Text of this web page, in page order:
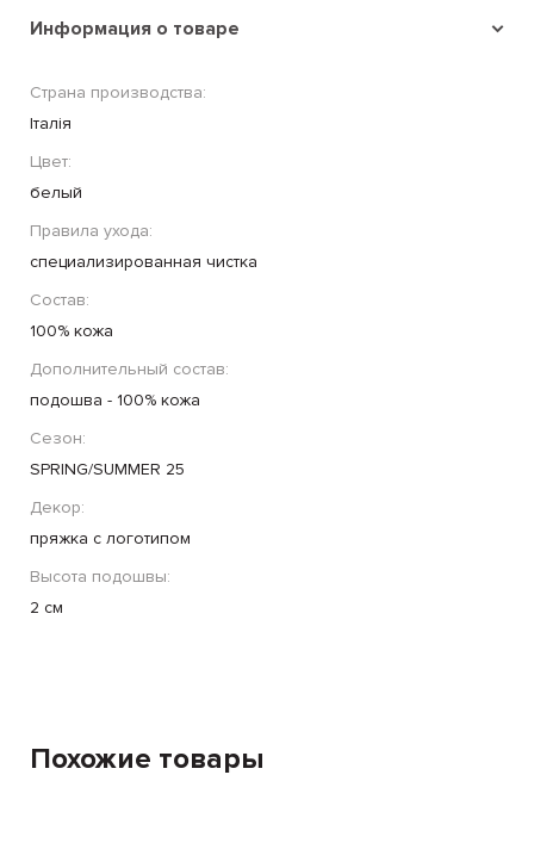
Информация о товаре
Страна производства:
Італія
Цвет:
белый
Правила ухода:
специализированная чистка
Состав:
100% кожа
Дополнительный состав:
подошва - 100% кожа
Сезон:
SPRING/SUMMER 25
Декор:
пряжка с логотипом
Высота подошвы:
2 см
Похожие товары